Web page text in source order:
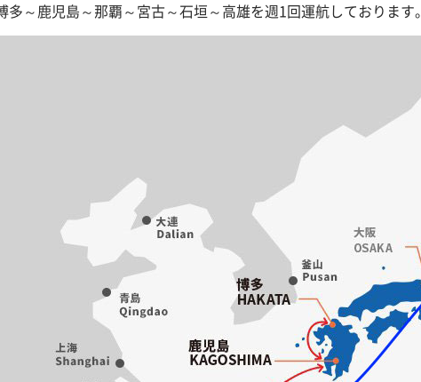
多～鹿児島～那覇～宮古～石垣～高雄を週1回運航しております。